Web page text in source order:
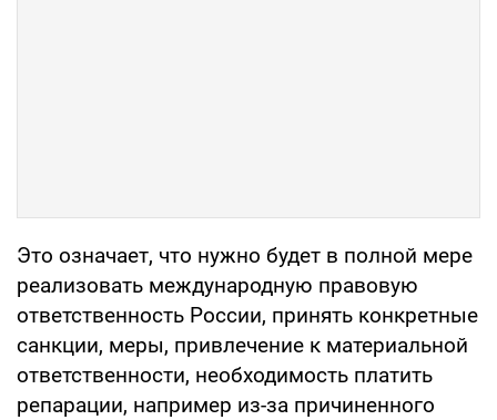
Это означает, что нужно будет в полной мере
реализовать международную правовую
ответственность России, принять конкретные
санкции, меры, привлечение к материальной
ответственности, необходимость платить
репарации, например из-за причиненного